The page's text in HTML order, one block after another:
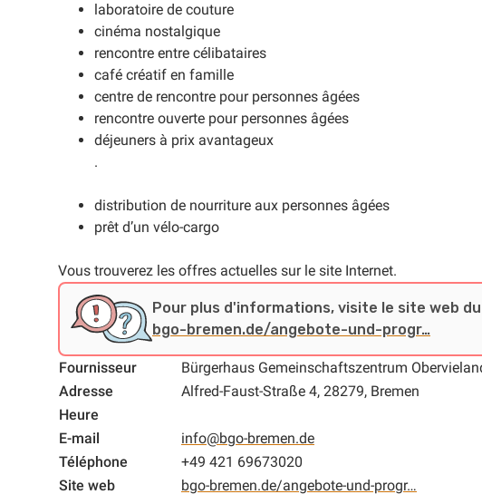
laboratoire de couture
cinéma nostalgique
rencontre entre célibataires
café créatif en famille
centre de rencontre pour personnes âgées
rencontre ouverte pour personnes âgées
déjeuners à prix avantageux
.
distribution de nourriture aux personnes âgées
prêt d’un vélo-cargo
Vous trouverez les offres actuelles sur le site Internet.
Pour plus d'informations, visite le site web
bgo-bremen.de/angebote-und-progr…
Fournisseur
Bürgerhaus Gemeinschaftszentrum
Adresse
Alfred-Faust-Straße 4, 28279, Bremen
Heure
E-mail
info@bgo-bremen.de
Téléphone
+49 421 69673020
Site web
bgo-bremen.de/angebote-und-progr…